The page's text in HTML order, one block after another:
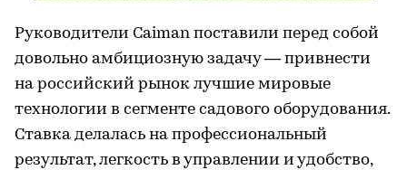
Руководители Caiman поставили перед собой
довольно амбициозную задачу — привнести
на российский рынок лучшие мировые
технологии в сегменте садового оборудования.
Ставка делалась на профессиональный
результат, легкость в управлении и удобство,